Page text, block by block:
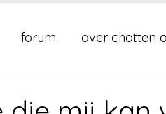
forum over chatten